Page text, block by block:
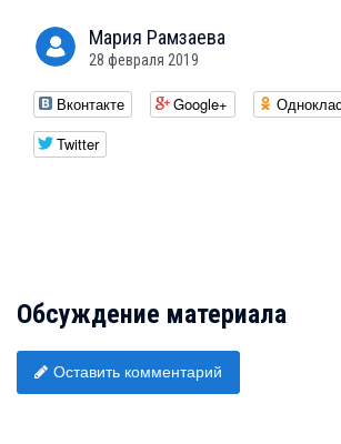
Мария Рамзаева
28 февраля 2019
Вконтакте Google+
Twitter
Обсуждение материала
Оставить комментарий